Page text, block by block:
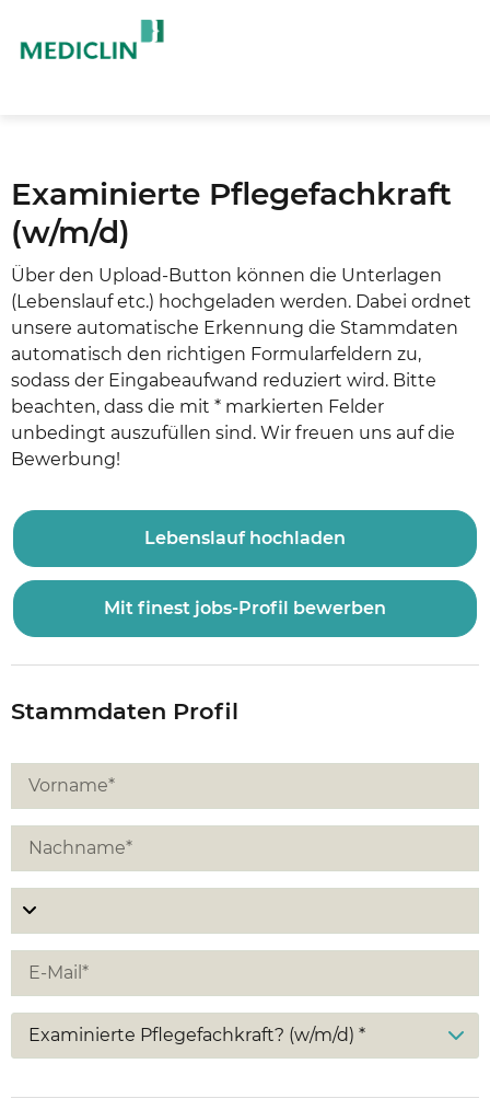
Examinierte Pflegefachkraft
(w/m/d)
Über den Upload-Button können die Unterlagen
(Lebenslauf etc.) hochgeladen werden. Dabei ordnet
unsere automatische Erkennung die Stammdaten
automatisch den richtigen Formularfeldern zu,
sodass der Eingabeaufwand reduziert wird. Bitte
beachten, dass die mit * markierten Felder
unbedingt auszufüllen sind. Wir freuen uns auf die
Bewerbung!
Lebenslauf hochladen
Mit finest jobs-Profil bewerben
Stammdaten Profil
Examinierte Pflegefachkraft? (w/m/d) *